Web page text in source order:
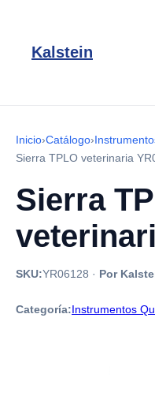
Kalstein
Inicio›Catálogo›
Sierra TPLO veterinaria
Sierra
SKU:YR06128 · Por
Categoría:Instrumentos